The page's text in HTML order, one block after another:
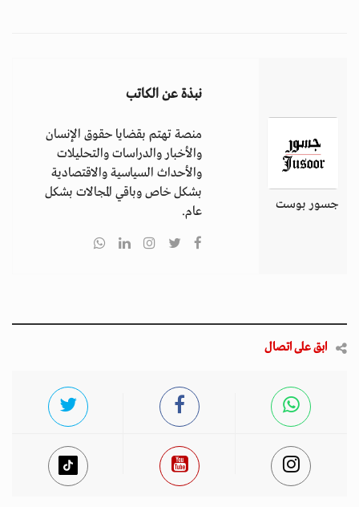
جسور بوست
نبذة عن الكاتب
منصة تهتم بقضايا حقوق الإنسان
والأخبار والدراسات والتحليلات
والأحداث السياسية والاقتصادية
بشكل خاص وباقي المجالات بشكل
عام.
ابق على اتصال